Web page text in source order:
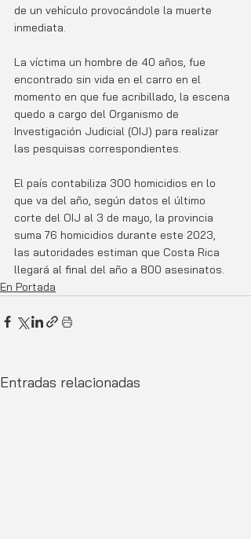
de un vehículo provocándole la muerte
inmediata.
La víctima un hombre de 40 años, fue
encontrado sin vida en el carro en el
momento en que fue acribillado, la escena
quedo a cargo del Organismo de
Investigación Judicial (OIJ) para realizar
las pesquisas correspondientes.
El país contabiliza 300 homicidios en lo
que va del año, según datos el último
corte del OIJ al 3 de mayo, la provincia
suma 76 homicidios durante este 2023,
las autoridades estiman que Costa Rica
llegará al final del año a 800 asesinatos.
En Portada
Entradas relacionadas